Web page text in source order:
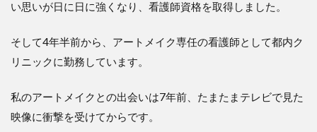
い思いが日に日に強くなり、看護師資格を取得しました。
そして4年半前から、アートメイク専任の看護師として都内ク
リニックに勤務しています。
私のアートメイクとの出会いは7年前、たまたまテレビで見た
映像に衝撃を受けてからです。